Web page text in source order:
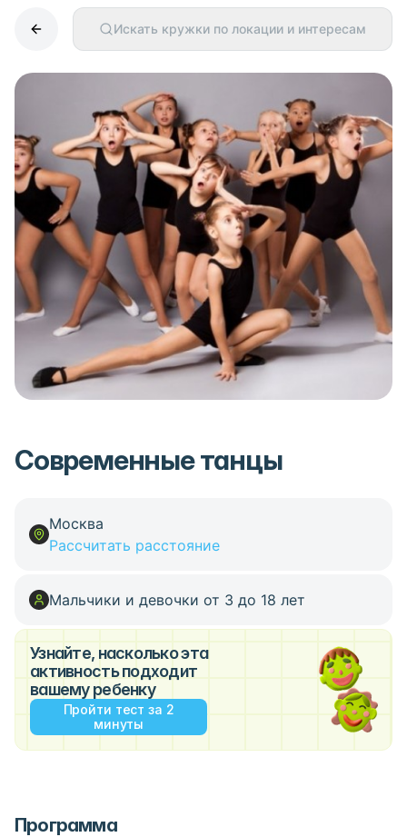
Искать кружки по локации и интересам
Современные танцы
Москва
Рассчитать расстояние
Мальчики и девочки от 3 до 18 лет
Узнайте, насколько эта
активность подходит
вашему ребенку
Пройти тест за 2
минуты
Программа